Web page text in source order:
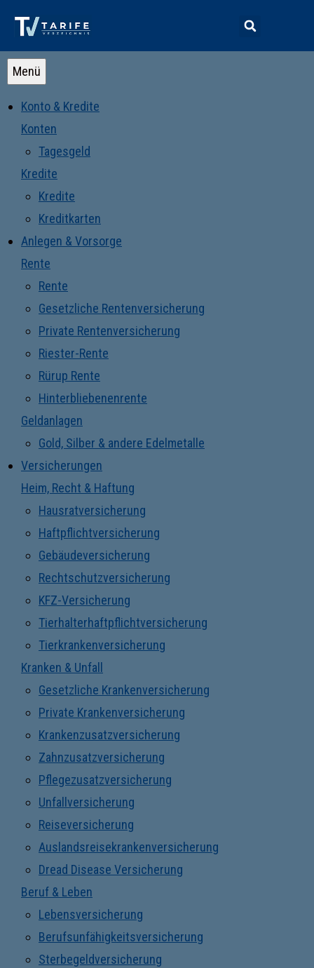
Menü
Konto & Kredite
Konten
Tagesgeld
Kredite
Kredite
Kreditkarten
Anlegen & Vorsorge
Rente
Rente
Gesetzliche Rentenversicherung
Private Rentenversicherung
Riester-Rente
Rürup Rente
Hinterbliebenenrente
Geldanlagen
Gold, Silber & andere Edelmetalle
Versicherungen
Heim, Recht & Haftung
Hausratversicherung
Haftpflichtversicherung
Gebäudeversicherung
Rechtschutzversicherung
KFZ-Versicherung
Tierhalterhaftpflichtversicherung
Tierkrankenversicherung
Kranken & Unfall
Gesetzliche Krankenversicherung
Private Krankenversicherung
Krankenzusatzversicherung
Zahnzusatzversicherung
Pflegezusatzversicherung
Unfallversicherung
Reiseversicherung
Auslandsreisekrankenversicherung
Dread Disease Versicherung
Beruf & Leben
Lebensversicherung
Berufsunfähigkeitsversicherung
Sterbegeldversicherung